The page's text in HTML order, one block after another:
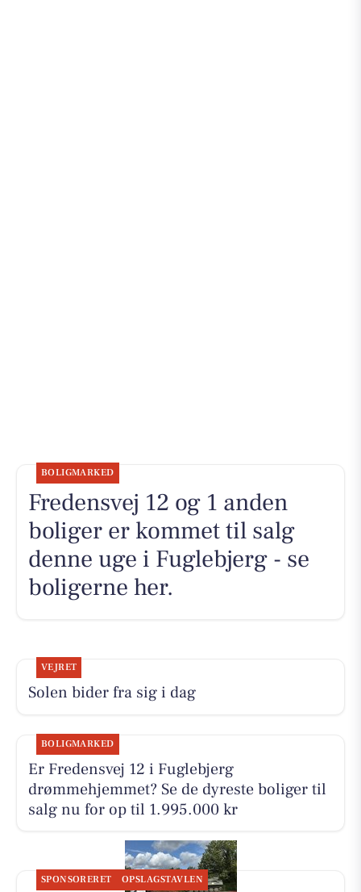
BOLIGMARKED
Fredensvej 12 og 1 anden
boliger er kommet til salg
denne uge i Fuglebjerg - se
boligerne her.
VEJRET
Solen bider fra sig i dag
BOLIGMARKED
Er Fredensvej 12 i Fuglebjerg
drømmehjemmet? Se de dyreste boliger til
salg nu for op til 1.995.000 kr
SPONSORERET OPSLAGSTAVLEN